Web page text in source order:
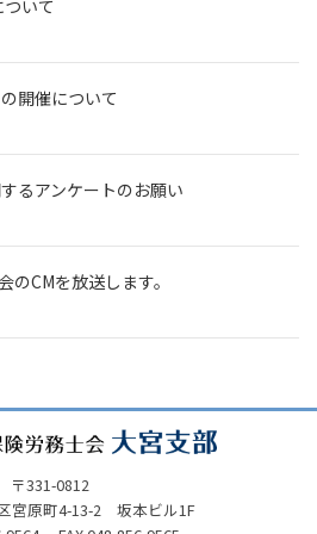
いて
開催について
るアンケートのお願い
のCMを放送します。
〒331-0812
宮原町4-13-2 坂本ビル1F